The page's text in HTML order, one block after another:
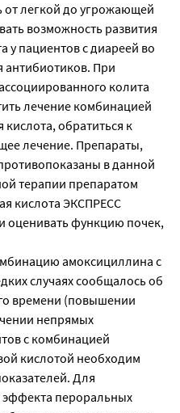
от легкой до угрожающей
возможность развития
у пациентов с диареей во
антибиотиков. При
колита
лечение комбинацией
обратиться к
лечение. Препараты,
в данной
терапии препаратом
кислота ЭКСПРЕСС
оценивать функцию почек,
амоксициллина с
случаях сообщалось об
времени (повышении
непрямых
с комбинацией
кислотой необходим
Для
пероральных